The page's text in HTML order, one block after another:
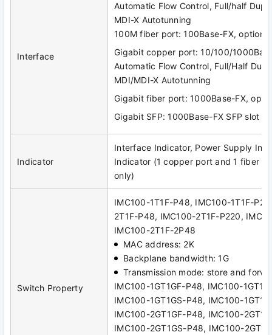
Interface
Automatic Flow Control, Full/half
MDI-X Autotunning
100M fiber port: 100Base-FX,
Gigabit copper port: 10/100/
Automatic Flow Control, Full/Half
MDI/MDI-X Autotunning
Gigabit fiber port: 1000Base-FX,
Gigabit SFP: 1000Base-FX SFP slot
Indicator
Interface Indicator, Power Supply
Indicator (1 copper port and 1 fiber
only)
Switch Property
IMC100-1T1F-P48, IMC100-1T1F-
2T1F-P48, IMC100-2T1F-P220,
IMC100-2T1F-2P48
MAC address: 2K
Backplane bandwidth: 1G
Transmission mode: store and
IMC100-1GT1GF-P48, IMC100-
IMC100-1GT1GS-P48, IMC100-
IMC100-2GT1GF-P48, IMC100-
IMC100-2GT1GS-P48, IMC100-